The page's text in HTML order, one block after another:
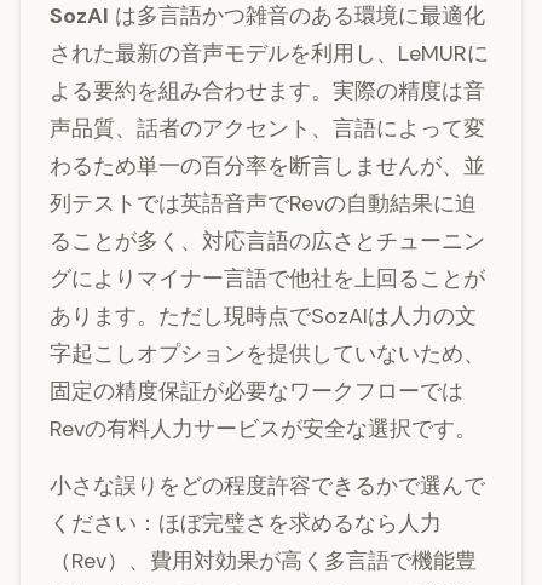
SozAI は多言語かつ雑音のある環境に最適化
された最新の音声モデルを利用し、LeMURに
よる要約を組み合わせます。実際の精度は音
声品質、話者のアクセント、言語によって変
わるため単一の百分率を断言しませんが、並
列テストでは英語音声でRevの自動結果に迫
ることが多く、対応言語の広さとチューニン
グによりマイナー言語で他社を上回ることが
あります。ただし現時点でSozAIは人力の文
字起こしオプションを提供していないため、
固定の精度保証が必要なワークフローでは
Revの有料人力サービスが安全な選択です。
小さな誤りをどの程度許容できるかで選んで
ください：ほぼ完璧さを求めるなら人力
（Rev）、費用対効果が高く多言語で機能豊